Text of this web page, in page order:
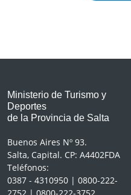
Ministerio de Turismo y
Deportes
de la Provincia de Salta
Buenos Aires Nº 93.
Salta, Capital. CP: A4402FDA
Teléfonos:
0387 - 4310950 | 0800-222-